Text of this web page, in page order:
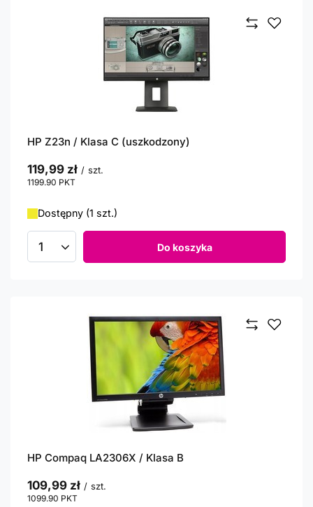
HP Z23n / Klasa C (uszkodzony)
119,99 zł / szt.
1199.90 PKT
Dostępny (1 szt.)
Ilość produktów Do koszyka
HP Compaq LA2306X / Klasa B
109,99 zł / szt.
1099.90 PKT